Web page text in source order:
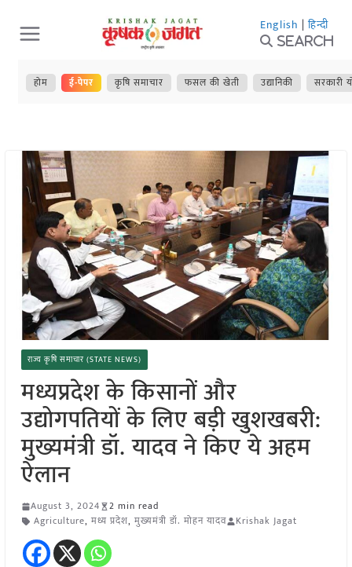
Skip
to
content
English | हिन्दी
Search
होम ई-पेपर कृषि समाचार फसल की खेती उद्यानिकी सरकारी
राज्य कृषि समाचार (STATE NEWS)
मध्यप्रदेश के किसानों और
उद्योगपतियों के लिए बड़ी खुशखबरी:
मुख्यमंत्री डॉ. यादव ने किए ये अहम
ऐलान
August 3, 2024
2 min read
Agriculture, मध्य प्रदेश, मुख्यमंत्री डॉ. मोहन यादव Krishak Jagat